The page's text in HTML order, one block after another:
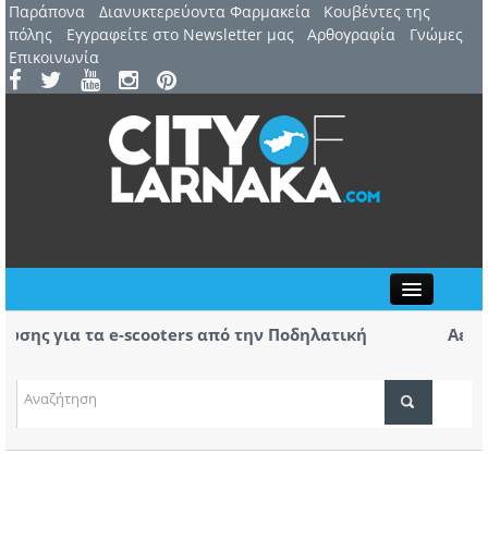
Παράπονα Διανυκτερεύοντα Φαρμακεία
Kουβέντες της
πόλης
Εγγραφείτε στο Newsletter μας Αρθογραφία
Γνώμες
Επικοινωνία
ΤΟΠΙΚΑ ΝΕΑ
για τα e-scooters από την Ποδηλατική
Αερ.
(ΒΙΝΤΕΟ)